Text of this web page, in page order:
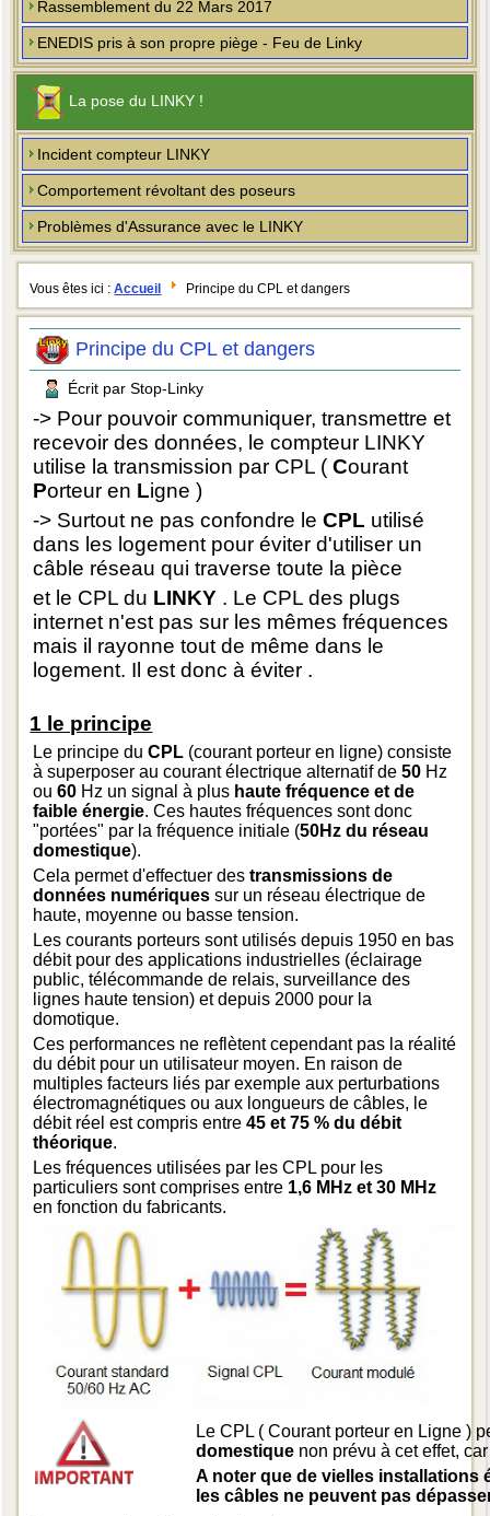
Rassemblement du 22 Mars 2017
ENEDIS pris à son propre piège - Feu de Linky
La pose du LINKY !
Incident compteur LINKY
Comportement révoltant des poseurs
Problèmes d'Assurance avec le LINKY
Vous êtes ici :Accueil Principe du CPL et dangers
Principe du CPL et dangers
Écrit par Stop-Linky
-> Pour pouvoir communiquer, transmettre et
recevoir des données, le compteur LINKY
utilise la transmission par CPL (Courant
Porteur en Ligne )
-> Surtout ne pas confondre leCPL utilisé
dans les logement pour éviter d'utiliser un
câble réseau qui traverse toute la pièce
et le CPL du LINKY . Le CPL des plugs
internet n'est pas sur les mêmes fréquences
mais il rayonne tout de même dans le
logement. Il est donc à éviter .
1 le principe
Le principe duCPL (courant porteur en ligne) consiste
à superposer au courant électrique alternatif de50 Hz
ou60 Hz un signal à plus haute fréquence et de
faible énergie. Ces hautes fréquences sont donc
"portées" par la fréquence initiale (50Hz du réseau
domestique).
Cela permet d'effectuer destransmissions de
données numériques sur un réseau électrique de
haute, moyenne ou basse tension.
Les courants porteurs sont utilisés depuis 1950 en bas
débit pour des applications industrielles (éclairage
public, télécommande de relais, surveillance des
lignes haute tension) et depuis 2000 pour la
domotique.
Ces performances ne reflètent cependant pas la réalité
du débit pour un utilisateur moyen. En raison de
multiples facteurs liés par exemple aux perturbations
électromagnétiques ou aux longueurs de câbles, le
débit réel est compris entre45 et 75 % du débit
théorique.
Les fréquences utilisées par les CPL pour les
particuliers sont comprises entre 1,6 MHz et 30 MHz
en fonction du fabricants.
Le CPL ( Courant porteur en Ligne )
domestique non prévu à cet effet,
A noter que de vielles installations
les câbles ne peuvent pas